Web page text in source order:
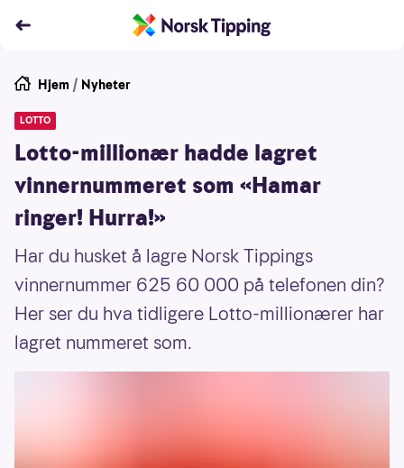
Hjem / Nyheter
LOTTO
Lotto-millionær hadde lagret
vinnernummeret som «Hamar
ringer! Hurra!»
Har du husket å lagre Norsk Tippings
vinnernummer 625 60 000 på telefonen din?
Her ser du hva tidligere Lotto-millionærer har
lagret nummeret som.